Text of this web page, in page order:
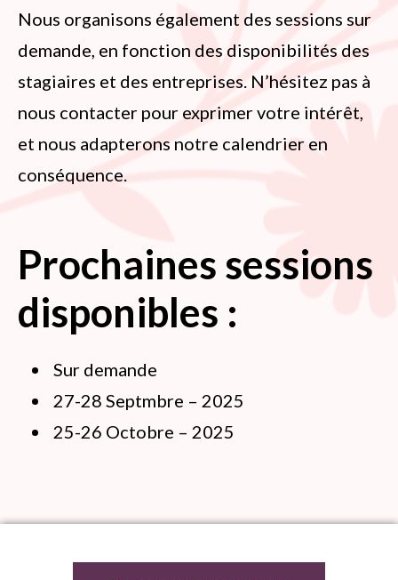
Nous organisons également des sessions sur
demande, en fonction des disponibilités des
stagiaires et des entreprises. N’hésitez pas à
nous contacter pour exprimer votre intérêt,
et nous adapterons notre calendrier en
conséquence.
Prochaines sessions
disponibles :
Sur demande
27-28 Septmbre – 2025
25-26 Octobre – 2025